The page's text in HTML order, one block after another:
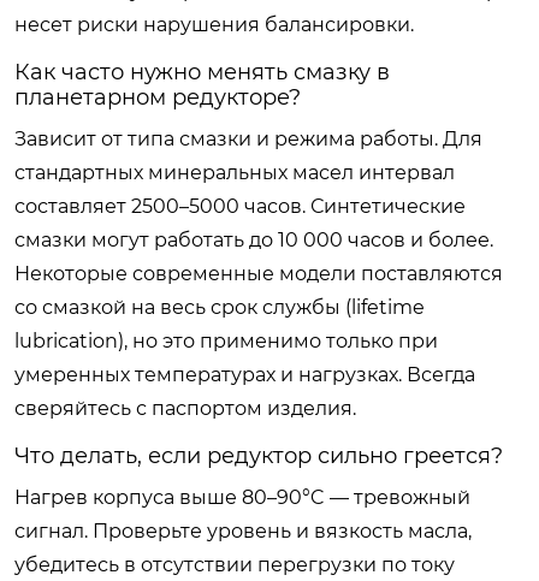
несет риски нарушения балансировки.
Как часто нужно менять смазку в
планетарном редукторе?
Зависит от типа смазки и режима работы. Для
стандартных минеральных масел интервал
составляет 2500–5000 часов. Синтетические
смазки могут работать до 10 000 часов и более.
Некоторые современные модели поставляются
со смазкой на весь срок службы (lifetime
lubrication), но это применимо только при
умеренных температурах и нагрузках. Всегда
сверяйтесь с паспортом изделия.
Что делать, если редуктор сильно греется?
Нагрев корпуса выше 80–90°C — тревожный
сигнал. Проверьте уровень и вязкость масла,
убедитесь в отсутствии перегрузки по току